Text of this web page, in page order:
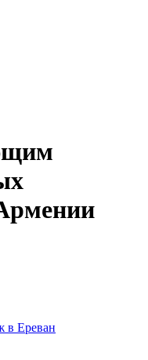
в Ереван